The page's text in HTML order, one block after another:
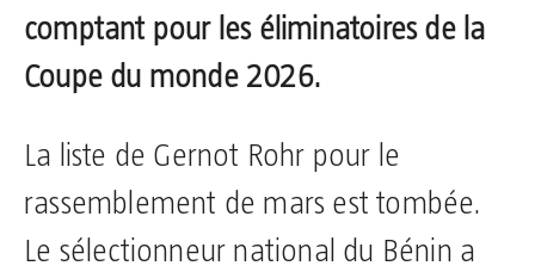
comptant pour les éliminatoires de la
Coupe du monde 2026.
La liste de Gernot Rohr pour le
rassemblement de mars est tombée.
Le sélectionneur national du Bénin a